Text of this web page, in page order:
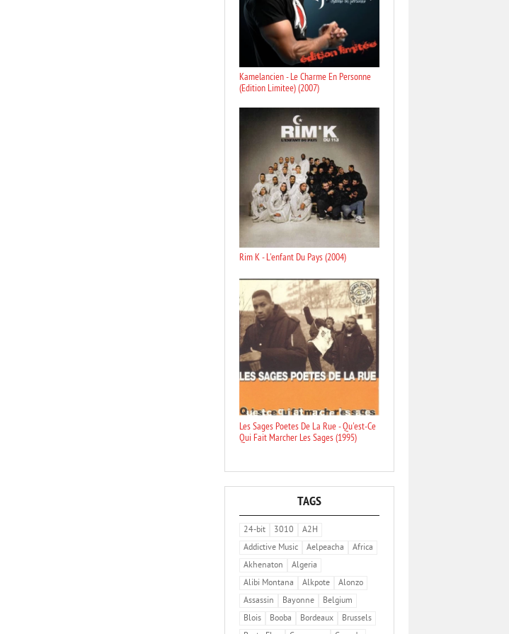
Kamelancien - Le Charme En Personne
(Edition Limitee) (2007)
Rim K - L'enfant Du Pays (2004)
Les Sages Poetes De La Rue - Qu'est-Ce
Qui Fait Marcher Les Sages (1995)
TAGS
24-bit 3010
A2H
Addictive Music
Aelpeacha
Africa
Akhenaton
Algeria
Alibi Montana
Alkpote
Alonzo
Assassin
Bayonne
Belgium
Blois
Booba Bordeaux
Brussels